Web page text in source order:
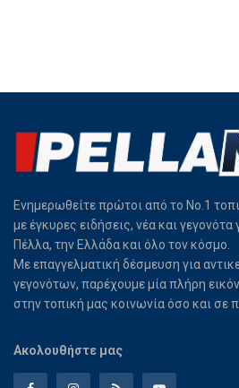
Ενημερωθείτε πρώτοι από το Νο.1
με έγκυρες ειδήσεις, νέα και γεγονότα
Πέλλα, την Ελλάδα και όλο τον κόσμο.
Με επαγγελματική δέσμευση για
γεγονότων, παρέχουμε μία πλήρη
στην τοπική μας κοινωνία όσο και σε
Ακολουθήστε μας